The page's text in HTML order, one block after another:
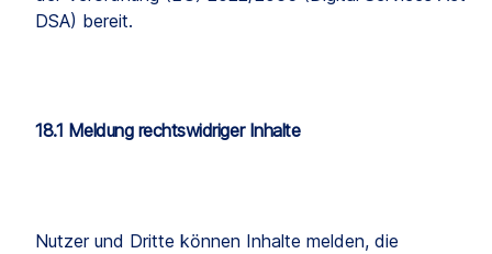
DSA) bereit.
18.1 Meldung rechtswidriger Inhalte
Nutzer und Dritte können Inhalte melden, die